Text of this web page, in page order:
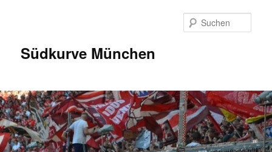
Südkurve München